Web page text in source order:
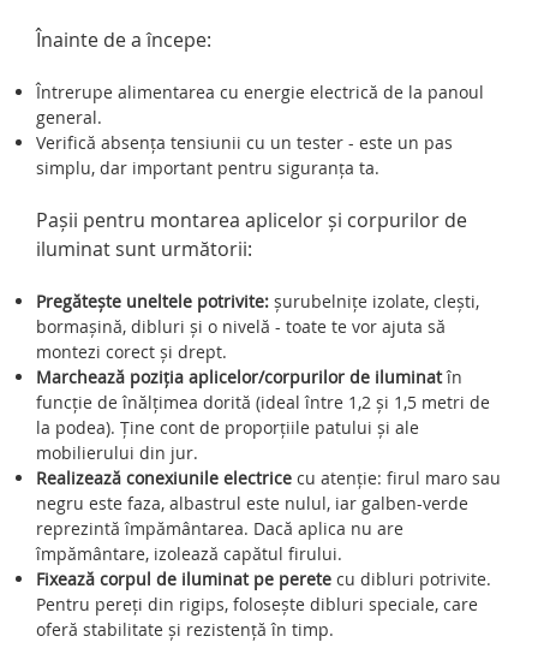
Înainte de a începe:
Întrerupe alimentarea cu energie electrică de la panoul
general.
Verifică absența tensiunii cu un tester - este un pas
simplu, dar important pentru siguranța ta.
Pașii pentru montarea aplicelor și corpurilor de
iluminat sunt următorii:
Pregătește uneltele potrivite: șurubelnițe izolate, clești,
bormașină, dibluri și o nivelă - toate te vor ajuta să
montezi corect și drept.
Marchează poziția aplicelor/corpurilor de iluminatîn
funcție de înălțimea dorită (ideal între 1,2 și 1,5 metri de
la podea). Ține cont de proporțiile patului și ale
mobilierului din jur.
Realizează conexiunile electrice cu atenție: firul maro sau
negru este faza, albastrul este nulul, iar galben-verde
reprezintă împământarea. Dacă aplica nu are
împământare, izolează capătul firului.
Fixează corpul de iluminat pe perete cu dibluri potrivite.
Pentru pereți din rigips, folosește dibluri speciale, care
oferă stabilitate și rezistență în timp.